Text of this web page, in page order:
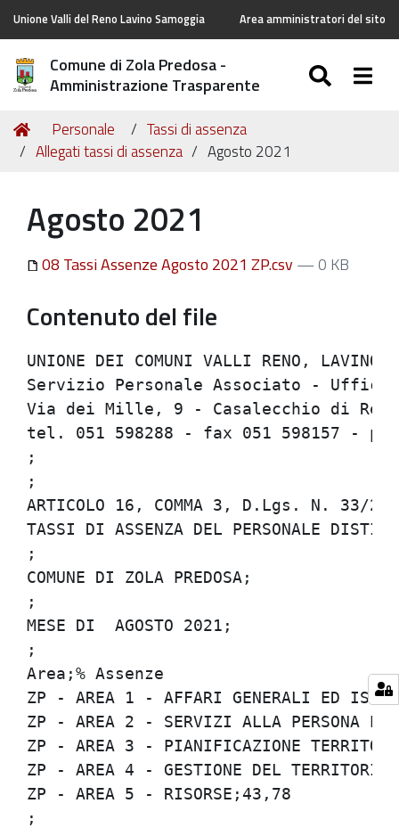
Unione Valli del Reno Lavino Samoggia Area amministratori del sito
Comune di Zola Predosa -
Amministrazione Trasparente
Tu
sei
Home
Personale
Tassi di assenza
Allegati tassi di assenza
Agosto 2021
Agosto 2021
08 Tassi Assenze Agosto 2021 ZP.csv — 0 KB
Contenuto del file
UNIONE DEI COMUNI VALLI RENO, LAVINO
Servizio Personale Associato -
Via dei Mille, 9 - Casalecchio di
tel. 051 598288 - fax 051 598157 -
;
;
ARTICOLO 16, COMMA 3, D.Lgs. N. 33/
TASSI DI ASSENZA DEL PERSONALE
;
COMUNE DI ZOLA PREDOSA;
;
MESE DI  AGOSTO 2021;
;
Area;% Assenze
ZP - AREA 1 - AFFARI GENERALI ED
ZP - AREA 2 - SERVIZI ALLA PERSONA E
ZP - AREA 3 - PIANIFICAZIONE
ZP - AREA 4 - GESTIONE DEL
ZP - AREA 5 - RISORSE;43,78
;